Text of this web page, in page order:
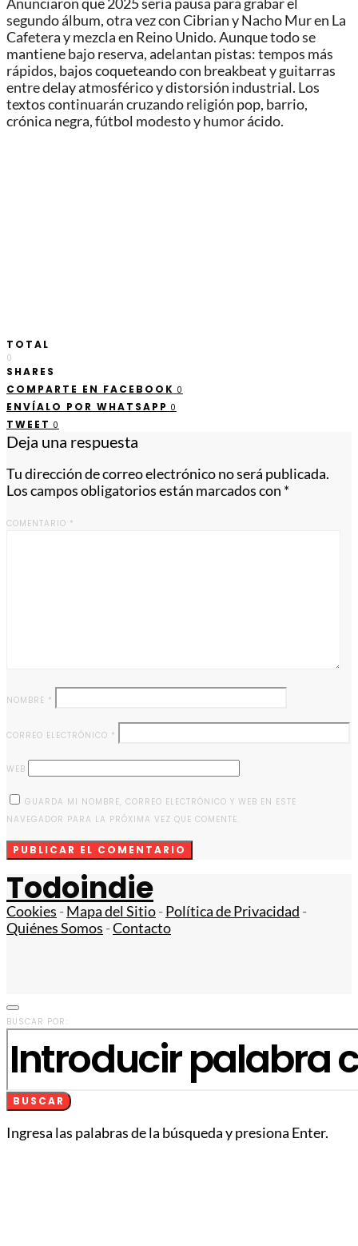
segundo álbum, otra vez con Cibrian y Nacho Mur en La
Cafetera y mezcla en Reino Unido. Aunque todo se
mantiene bajo reserva, adelantan pistas: tempos más
rápidos, bajos coqueteando con breakbeat y guitarras
entre delay atmosférico y distorsión industrial. Los
textos continuarán cruzando religión pop, barrio,
crónica negra, fútbol modesto y humor ácido.
TOTAL
0
SHARES
COMPARTE EN FACEBOOK 0
ENVÍALO POR WHATSAPP 0
TWEET 0
Deja una respuesta
Tu dirección de correo electrónico no será publicada.
Los campos obligatorios están marcados con *
COMENTARIO *
NOMBRE *
CORREO ELECTRÓNICO *
WEB
GUARDA MI NOMBRE, CORREO ELECTRÓNICO Y WEB EN ESTE
NAVEGADOR PARA LA PRÓXIMA VEZ QUE COMENTE.
Todoindie
Cookies -Mapa del Sitio-Política de Privacidad -
Quiénes Somos -Contacto
BUSCAR POR:
BUSCAR
Ingresa las palabras de la búsqueda y presiona Enter.